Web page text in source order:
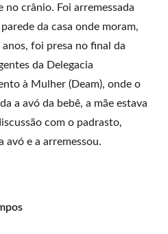
crânio. Foi arremessada
da casa onde moram,
anos, foi presa no final da
da Delegacia
à Mulher (Deam), onde o
a avó da bebê, a mãe estava
com o padrasto,
avó e a arremessou.